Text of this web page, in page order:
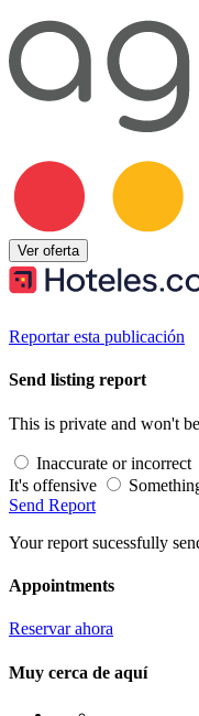
Ver oferta
Reportar esta publicación
Send listing report
This is private and won't
Inaccurate or incorrect
It's offensive
Send Report
Your report sucessfully
Appointments
Reservar ahora
Muy cerca de aquí